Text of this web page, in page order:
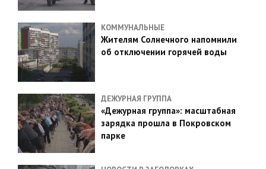
КОММУНАЛЬНЫЕ
Жителям Солнечного напомнили
об отключении горячей воды
ДЕЖУРНАЯ ГРУППА
«Дежурная группа»: масштабная
зарядка прошла в Покровском
парке